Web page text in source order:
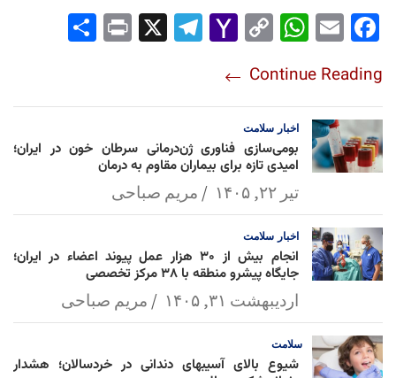
Fac
ok
Em
Wh
Ap
p
Co
Lin
k
Yah
l
Tel
Pri
Continue Reading
اخبار سلامت
بومی‌سازی فناوری ژن‌درمانی سرطان خون در ایران؛
امیدی تازه برای بیماران مقاوم به درمان
تیر ۲۲, ۱۴۰۵ مریم صباحی
اخبار سلامت
انجام بیش از ۳۰ هزار عمل پیوند اعضاء در ایران؛
جایگاه پیشرو منطقه با ۳۸ مرکز تخصصی
اردیبهشت ۳۱, ۱۴۰۵ مریم صباحی
سلامت
شیوع بالای آسیبهای دندانی در خردسالان؛ هشدار